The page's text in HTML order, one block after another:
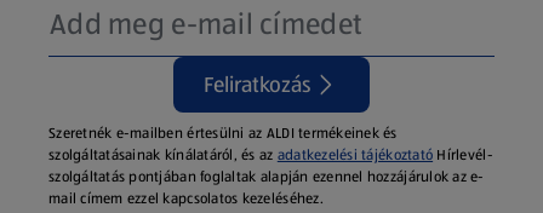
Feliratkozás
Szeretnék e-mailben értesülni az ALDI termékeinek és
szolgáltatásainak kínálatáról, és az adatkezelési tájékoztató Hírlevél-
szolgáltatás pontjában foglaltak alapján ezennel hozzájárulok az e-
mail címem ezzel kapcsolatos kezeléséhez.